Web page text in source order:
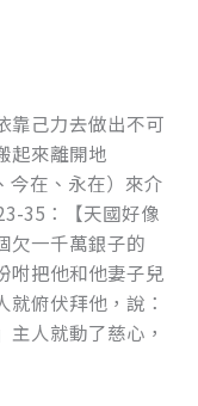
靠己力去做出不可
起來離開地
今在、永在）來介
35：【天國好像
欠一千萬銀子的
咐把他和他妻子兒
俯伏拜他，說：
主人就動了慈心，